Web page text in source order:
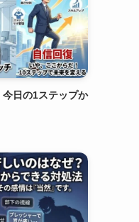
日の1ステップか